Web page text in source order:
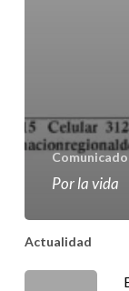
Por la vida
Actualidad